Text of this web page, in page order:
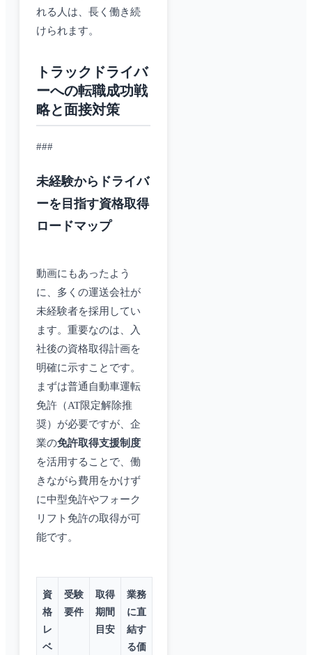
れる人は、長く働き続
けられます。
トラックドライバ
ーへの転職成功戦
略と面接対策
###
未経験からドライバ
ーを目指す資格取得
ロードマップ
動画にもあったよう
に、多くの運送会社が
未経験者を採用してい
ます。重要なのは、入
社後の資格取得計画を
明確に示すことです。
まずは普通自動車運転
免許（AT限定解除推
奨）が必要ですが、企
業の免許取得支援制度
を活用することで、働
きながら費用をかけず
に中型免許やフォーク
リフト免許の取得が可
能です。
資
格
レ
ベ
受験
要件
取得
期間
目安
業務
に直
結す
る価